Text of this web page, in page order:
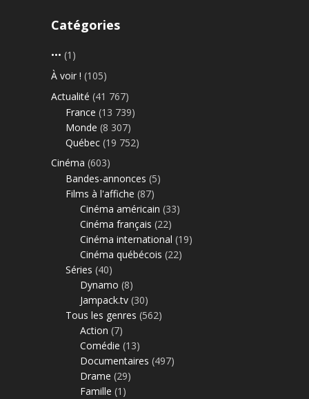
Catégories
••• (1)
À voir ! (105)
Actualité (41 767)
France (13 739)
Monde (8 307)
Québec (19 752)
Cinéma (603)
Bandes-annonces (5)
Films à l'affiche (87)
Cinéma américain (33)
Cinéma français (22)
Cinéma international (19)
Cinéma québécois (22)
Séries (40)
Dynamo (8)
Jampack.tv (30)
Tous les genres (562)
Action (7)
Comédie (13)
Documentaires (497)
Drame (29)
Famille (1)